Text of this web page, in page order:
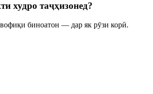
худро таҷҳизонед?
биноатон — дар як рӯзи корӣ.